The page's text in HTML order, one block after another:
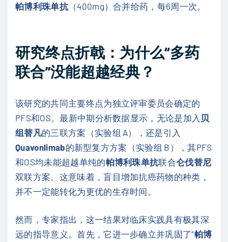
帕博利珠单抗（400mg）合并给药，每6周一次。
研究终点折戟：为什么“多药
联合”没能超越经典？
该研究的共同主要终点为独立评审委员会确定的
PFS和OS。最新中期分析数据显示，无论是加入 贝
组替凡的三联方案（实验组 A），还是引入
Quavonlimab的新型复方方案（实验组 B），其PFS
和OS均未能超越单纯的帕博利珠单抗联合仑伐替尼
双联方案。这意味着，盲目增加抗癌药物的种类，
并不一定能转化为更优的生存时间。
然而，专家指出，这一结果对临床实践具有极其深
远的指导意义。首先，它进一步确立并巩固了“帕博